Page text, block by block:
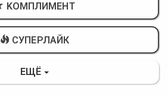
KОМПЛИМЕНТ
СУПЕРЛАЙК
ЕЩЁ